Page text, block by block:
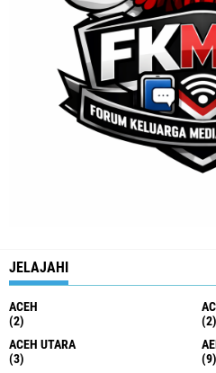
JELAJAHI
ACEH
(2)
(2)
ACEH UTARA
(3)
(9)